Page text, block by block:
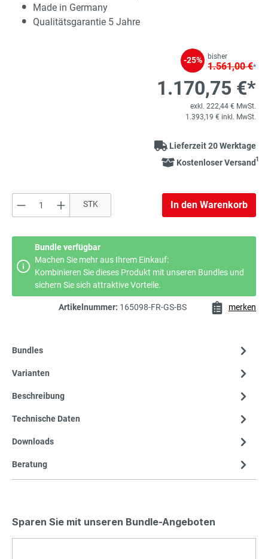
Made in Germany
Qualitätsgarantie 5 Jahre
-25% bisher
1.561,00 €*
1.170,75 €*
exkl. 222,44 € MwSt.
1.393,19 € inkl. MwSt.
Lieferzeit 20 Werktage
Kostenloser Versand1
Produkt Anzahl: Gib den gewünschten
STK In den Warenkorb
Bundle verfügbar
Machen Sie mehr aus Ihrem Einkauf:
Kombinieren Sie dieses Produkt mit unseren Bundles und
sichern Sie sich attraktive Vorteile.
Artikelnummer: 165098-FR-GS-BS merken
Bundles
Varianten
Beschreibung
Technische Daten
Downloads
Beratung
Sparen Sie mit unseren Bundle-Angeboten